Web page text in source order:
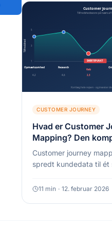
CUSTOMER JOURNEY
Hvad er Customer
Mapping? Den
[2026]
Customer journey
spredt kundedata til ét
guide til at bygge dit
11 min · 12. februar 2026